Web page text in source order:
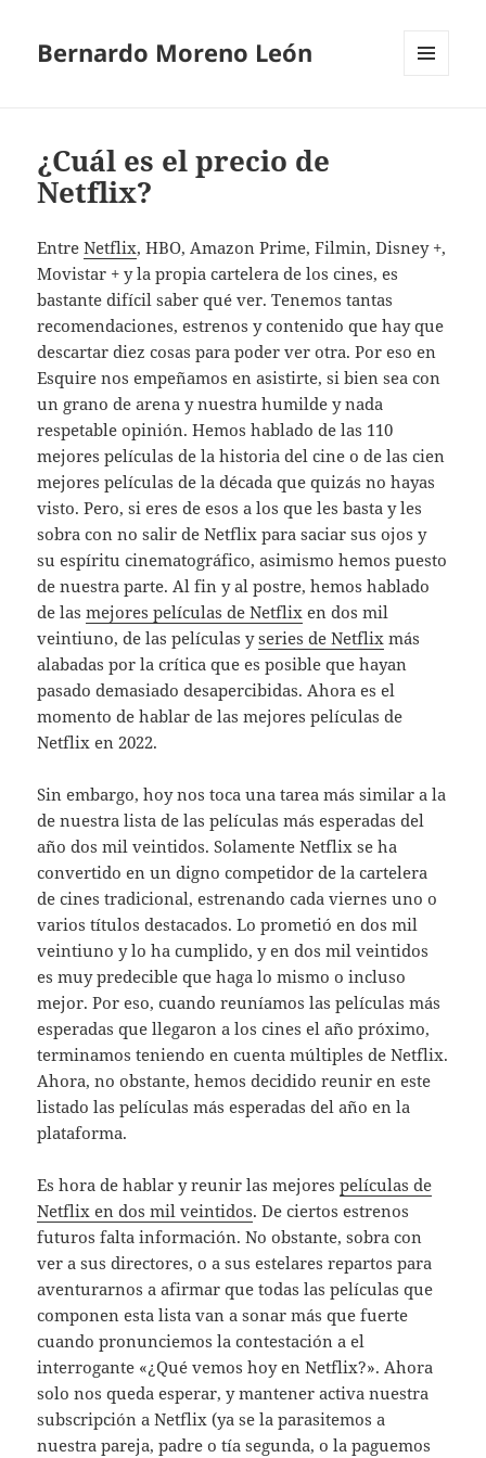
Bernardo Moreno León
¿Cuál es el precio de
Netflix?
EntreNetflix, HBO, Amazon Prime, Filmin, Disney +,
Movistar + y la propia cartelera de los cines, es
bastante difícil saber qué ver. Tenemos tantas
recomendaciones, estrenos y contenido que hay que
descartar diez cosas para poder ver otra. Por eso en
Esquire nos empeñamos en asistirte, si bien sea con
un grano de arena y nuestra humilde y nada
respetable opinión. Hemos hablado de las 110
mejores películas de la historia del cine o de las cien
mejores películas de la década que quizás no hayas
visto. Pero, si eres de esos a los que les basta y les
sobra con no salir de Netflix para saciar sus ojos y
su espíritu cinematográfico, asimismo hemos puesto
de nuestra parte. Al fin y al postre, hemos hablado
de lasmejores películas de Netflix en dos mil
veintiuno, de las películas yseries de Netflix más
alabadas por la crítica que es posible que hayan
pasado demasiado desapercibidas. Ahora es el
momento de hablar de las mejores películas de
Netflix en 2022.
Sin embargo, hoy nos toca una tarea más similar a la
de nuestra lista de las películas más esperadas del
año dos mil veintidos. Solamente Netflix se ha
convertido en un digno competidor de la cartelera
de cines tradicional, estrenando cada viernes uno o
varios títulos destacados. Lo prometió en dos mil
veintiuno y lo ha cumplido, y en dos mil veintidos
es muy predecible que haga lo mismo o incluso
mejor. Por eso, cuando reuníamos las películas más
esperadas que llegaron a los cines el año próximo,
terminamos teniendo en cuenta múltiples de Netflix.
Ahora, no obstante, hemos decidido reunir en este
listado las películas más esperadas del año en la
plataforma.
Es hora de hablar y reunir las mejorespelículas de
Netflix en dos mil veintidos. De ciertos estrenos
futuros falta información. No obstante, sobra con
ver a sus directores, o a sus estelares repartos para
aventurarnos a afirmar que todas las películas que
componen esta lista van a sonar más que fuerte
cuando pronunciemos la contestación a el
interrogante «¿Qué vemos hoy en Netflix?». Ahora
solo nos queda esperar, y mantener activa nuestra
subscripción a Netflix (ya se la parasitemos a
nuestra pareja, padre o tía segunda, o la paguemos